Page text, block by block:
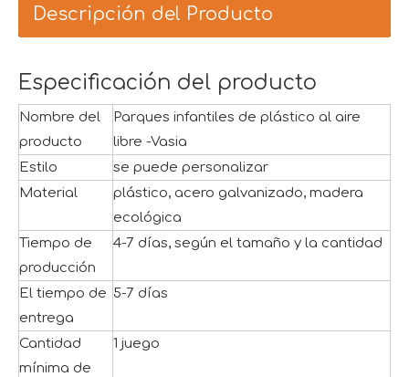
Descripción del Producto
Especificación del producto
Nombre del
producto
Parques infantiles de plástico al aire
libre -Vasia
Estilo
se puede personalizar
Material
plástico, acero galvanizado, madera
ecológica
Tiempo de
producción
4-7 días, según el tamaño y la cantidad
El tiempo de
entrega
5-7 días
Cantidad
mínima de
1 juego